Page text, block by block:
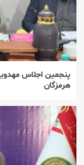
پنجمین اجلاس
هرمزگان